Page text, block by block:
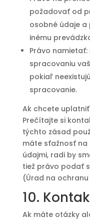
požadovať od
osobné údaje a
inému
Právo
spracovaniu
pokiaľ
spracovanie.
Ak chcete
Prečítajte si
týchto zásad
máte sťažnosť na
údajmi, radi by
tiež právo podať
(Úrad na
10.
Ak máte otázky